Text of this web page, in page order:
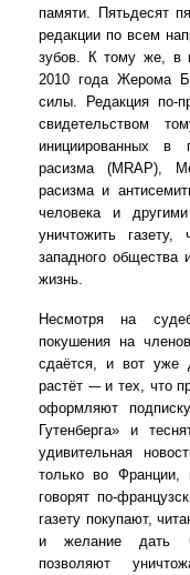
памяти. Пятьдесят
редакции по всем
зубов. К тому же, в
2010 года Жерома
силы. Редакция по-
свидетельством
инициированных в
расизма (MRAP),
расизма и
человека и
уничтожить
западного общества
жизнь.
Несмотря на
покушения на
сдаётся, и вот уже
растёт -– и тех, что
оформляют
Гутенберга» и
удивительная
только во
говорят по-
газету покупают,
и желание дать
позволяют